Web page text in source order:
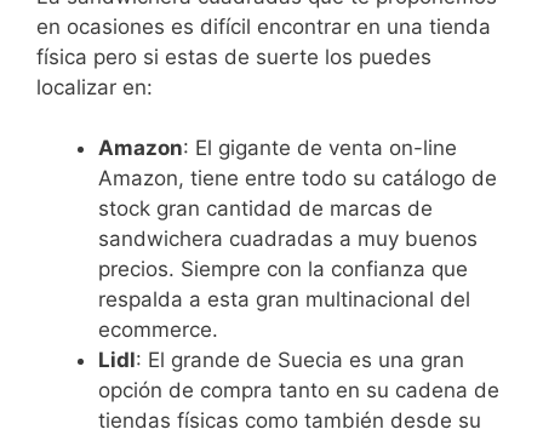
en ocasiones es difícil encontrar en una tienda
física pero si estas de suerte los puedes
localizar en:
Amazon: El gigante de venta on-line
Amazon, tiene entre todo su catálogo de
stock gran cantidad de marcas de
sandwichera cuadradas a muy buenos
precios. Siempre con la confianza que
respalda a esta gran multinacional del
ecommerce.
Lidl: El grande de Suecia es una gran
opción de compra tanto en su cadena de
tiendas físicas como también desde su